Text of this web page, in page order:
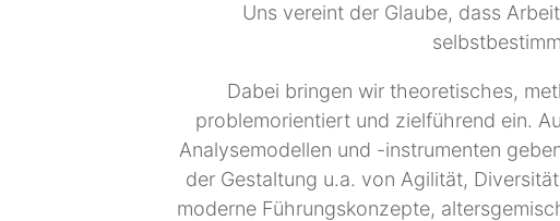
Uns vereint der Glaube, dass
Dabei bringen wir theoretisches,
problemorientiert und zielführend ein.
Analysemodellen und -instrumenten
der Gestaltung u.a. von Agilität,
moderne Führungskonzepte,